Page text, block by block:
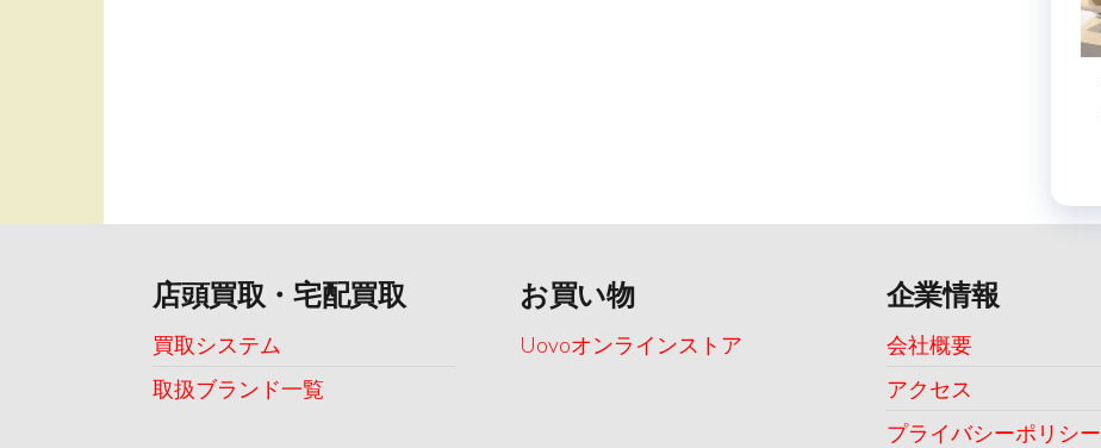
店頭買取・宅配買取
買取システム
取扱ブランド一覧
お買い物
Uovoオンラインストア
企業情報
会社概要
アクセス
プライバシーポリシー